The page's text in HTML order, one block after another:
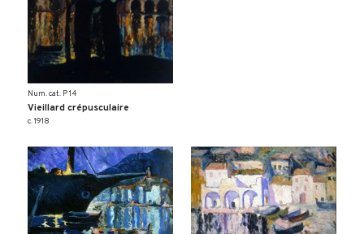
Num. cat. P 14
Vieillard crépusculaire
c. 1918